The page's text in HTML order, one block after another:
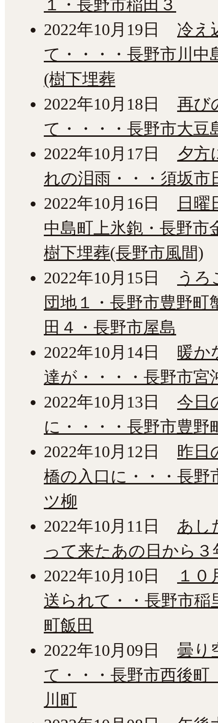
１・長野市稲田３
2022年10月19日
冷え
て・・・・長野市川
(樹下埋葬
2022年10月18日
再び
て・・・・長野市大
2022年10月17日
夕方
れの泪雨・・・須坂
2022年10月16日
日曜
中島町上氷鉋・長野市
樹下埋葬(長野市風間)
2022年10月15日
うろ
団地１・長野市豊野町
田４・長野市屋島
2022年10月14日
暖か
達が・・・・長野市
2022年10月13日
今日
に・・・・長野市豊
2022年10月12日
昨日
橋の入口に・・・長
ツ柳
2022年10月11日
あし
って来たあの日から
2022年10月10日
１０
送られて・・長野市
町飯田
2022年10月09日
曇り
て・・・長野市西後
川町